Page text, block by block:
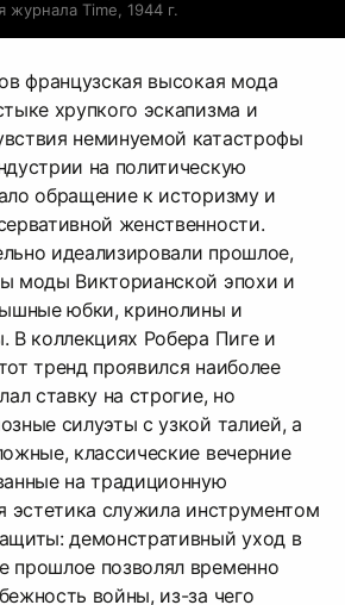
журнала Time, 1944 г.
французская высокая мода
хрупкого эскапизма и
неминуемой катастрофы
на политическую
обращение к историзму и
женственности.
идеализировали прошлое,
моды Викторианской эпохи и
юбки, кринолины и
В коллекциях Робера Пиге и
тренд проявился наиболее
ставку на строгие, но
силуэты с узкой талией, а
классические вечерние
на традиционную
эстетика служила инструментом
демонстративный уход в
прошлое позволял временно
войны, из-за чего